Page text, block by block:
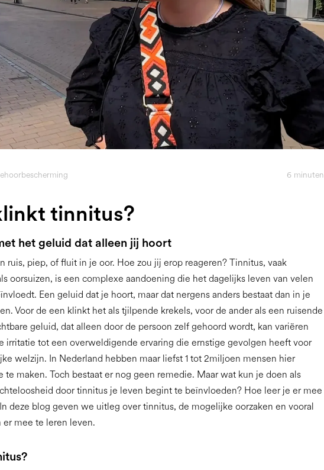
6 minuten
tinnitus?
het geluid dat alleen jij hoort
ruis, piep, of fluit in je oor. Hoe zou jij erop reageren? Tinnitus, vaak
oorsuizen, is een complexe aandoening die het dagelijks leven van velen
Een geluid dat je hoort, maar dat nergens anders bestaat dan in je
Voor de een klinkt het als tjilpende krekels, voor de ander als een ruisende
geluid, dat alleen door de persoon zelf gehoord wordt, kan variëren
irritatie tot een overweldigende ervaring die ernstige gevolgen heeft voor
welzijn. In Nederland hebben maar liefst 1 tot 2miljoen mensen hier
te maken. Toch bestaat er nog geen remedie. Maar wat kun je doen als
door tinnitus je leven begint te beïnvloeden? Hoe leer je er mee
deze blog geven we uitleg over tinnitus, de mogelijke oorzaken en vooral
er mee te leren leven.